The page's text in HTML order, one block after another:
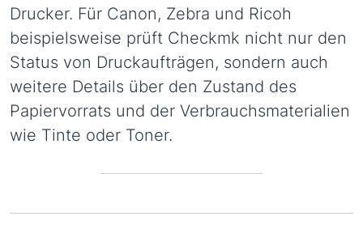
Drucker. Für Canon, Zebra und Ricoh
beispielsweise prüft Checkmk nicht nur den
Status von Druckaufträgen, sondern auch
weitere Details über den Zustand des
Papiervorrats und der Verbrauchsmaterialien
wie Tinte oder Toner.